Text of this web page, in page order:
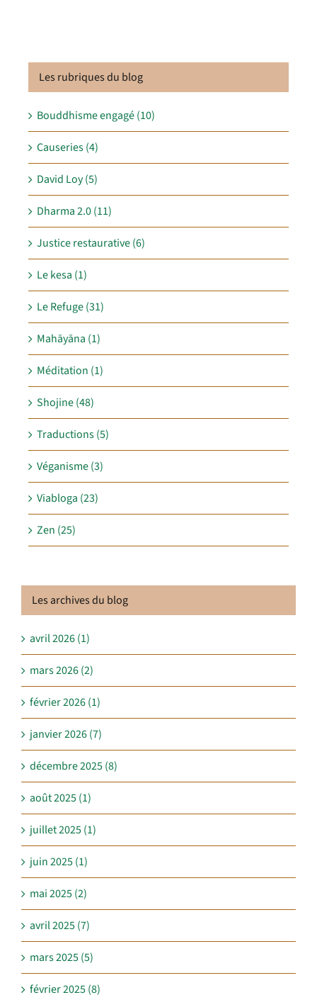
Les rubriques du blog
Bouddhisme engagé (10)
Causeries (4)
David Loy (5)
Dharma 2.0 (11)
Justice restaurative (6)
Le kesa (1)
Le Refuge (31)
Mahāyāna (1)
Méditation (1)
Shojine (48)
Traductions (5)
Véganisme (3)
Viabloga (23)
Zen (25)
Les archives du blog
avril 2026 (1)
mars 2026 (2)
février 2026 (1)
janvier 2026 (7)
décembre 2025 (8)
août 2025 (1)
juillet 2025 (1)
juin 2025 (1)
mai 2025 (2)
avril 2025 (7)
mars 2025 (5)
février 2025 (8)